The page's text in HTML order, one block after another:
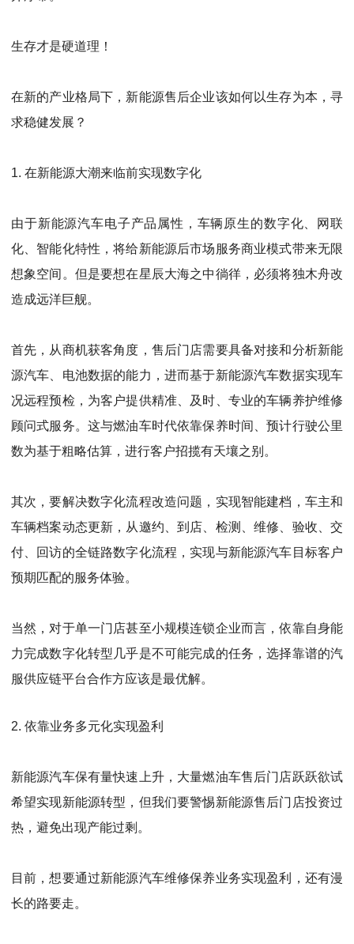
生存才是硬道理！
在新的产业格局下，新能源售后企业该如何以生存为本，寻
求稳健发展？
1. 在新能源大潮来临前实现数字化
由于新能源汽车电子产品属性，车辆原生的数字化、网联
化、智能化特性，将给新能源后市场服务商业模式带来无限
想象空间。但是要想在星辰大海之中徜徉，必须将独木舟改
造成远洋巨舰。
首先，从商机获客角度，售后门店需要具备对接和分析新能
源汽车、电池数据的能力，进而基于新能源汽车数据实现车
况远程预检，为客户提供精准、及时、专业的车辆养护维修
顾问式服务。这与燃油车时代依靠保养时间、预计行驶公里
数为基于粗略估算，进行客户招揽有天壤之别。
其次，要解决数字化流程改造问题，实现智能建档，车主和
车辆档案动态更新，从邀约、到店、检测、维修、验收、交
付、回访的全链路数字化流程，实现与新能源汽车目标客户
预期匹配的服务体验。
当然，对于单一门店甚至小规模连锁企业而言，依靠自身能
力完成数字化转型几乎是不可能完成的任务，选择靠谱的汽
服供应链平台合作方应该是最优解。
2. 依靠业务多元化实现盈利
新能源汽车保有量快速上升，大量燃油车售后门店跃跃欲试
希望实现新能源转型，但我们要警惕新能源售后门店投资过
热，避免出现产能过剩。
目前，想要通过新能源汽车维修保养业务实现盈利，还有漫
长的路要走。